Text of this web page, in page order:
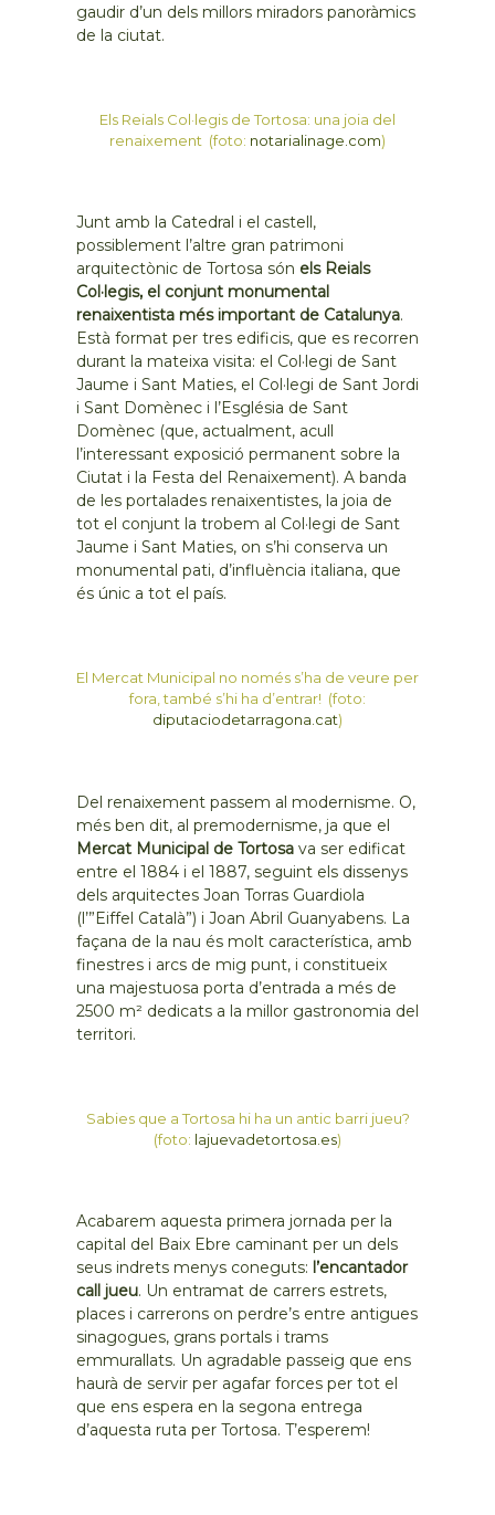
gaudir d’un dels millors miradors panoràmics
de la ciutat.
Els Reials Col·legis de Tortosa: una joia del
renaixement (foto: notarialinage.com)
Junt amb la Catedral i el castell,
possiblement l’altre gran patrimoni
arquitectònic de Tortosa són els Reials
Col·legis, el conjunt monumental
renaixentista més important de Catalunya.
Està format per tres edificis, que es recorren
durant la mateixa visita: el Col·legi de Sant
Jaume i Sant Maties, el Col·legi de Sant Jordi
i Sant Domènec i l’Església de Sant
Domènec (que, actualment, acull
l’interessant exposició permanent sobre la
Ciutat i la Festa del Renaixement). A banda
de les portalades renaixentistes, la joia de
tot el conjunt la trobem al Col·legi de Sant
Jaume i Sant Maties, on s’hi conserva un
monumental pati, d’influència italiana, que
és únic a tot el país.
El Mercat Municipal no només s’ha de veure per
fora, també s’hi ha d’entrar! (foto:
diputaciodetarragona.cat)
Del renaixement passem al modernisme. O,
més ben dit, al premodernisme, ja que el
Mercat Municipal de Tortosa va ser edificat
entre el 1884 i el 1887, seguint els dissenys
dels arquitectes Joan Torras Guardiola
(l’”Eiffel Català”) i Joan Abril Guanyabens. La
façana de la nau és molt característica, amb
finestres i arcs de mig punt, i constitueix
una majestuosa porta d’entrada a més de
2500 m² dedicats a la millor gastronomia del
territori.
Sabies que a Tortosa hi ha un antic barri jueu?
(foto: lajuevadetortosa.es)
Acabarem aquesta primera jornada per la
capital del Baix Ebre caminant per un dels
seus indrets menys coneguts: l’encantador
call jueu. Un entramat de carrers estrets,
places i carrerons on perdre’s entre antigues
sinagogues, grans portals i trams
emmurallats. Un agradable passeig que ens
haurà de servir per agafar forces per tot el
que ens espera en la segona entrega
d’aquesta ruta per Tortosa. T’esperem!